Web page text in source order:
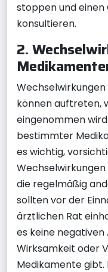
stoppen und
konsultieren.
2.
können auftreten,
eingenommen
bestimmter
es wichtig,
die regelmäßig
sollten vor der
ärztlichen Rat
es keine negativen
Wirksamkeit oder
Medikamente gibt.